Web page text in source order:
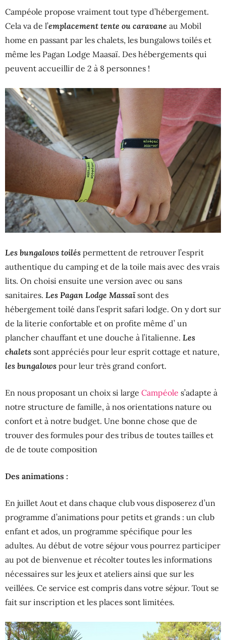
Campéole propose vraiment tout type d’hébergement.
Cela va de l’emplacement tente ou caravane au Mobil
home en passant par les chalets, les bungalows toilés et
même les Pagan Lodge Maasaï. Des hébergements qui
peuvent accueillir de 2 à 8 personnes !
Les bungalows toilés permettent de retrouver l’esprit
authentique du camping et de la toile mais avec des vrais
lits. On choisi ensuite une version avec ou sans
sanitaires. Les Pagan Lodge Massaïsont des
hébergement toilé dans l’esprit safari lodge. On y dort sur
de la literie confortable et on profite même d’ un
plancher chauffant et une douche à l’italienne. Les
chalets sont appréciés pour leur esprit cottage et nature,
les bungalows pour leur très grand confort.
En nous proposant un choix si large Campéole s’adapte à
notre structure de famille, à nos orientations nature ou
confort et à notre budget. Une bonne chose que de
trouver des formules pour des tribus de toutes tailles et
de de toute composition
Des animations :
En juillet Aout et dans chaque club vous disposerez d’un
programme d’animations pour petits et grands : un club
enfant et ados, un programme spécifique pour les
adultes. Au début de votre séjour vous pourrez participer
au pot de bienvenue et récolter toutes les informations
nécessaires sur les jeux et ateliers ainsi que sur les
veillées. Ce service est compris dans votre séjour. Tout se
fait sur inscription et les places sont limitées.